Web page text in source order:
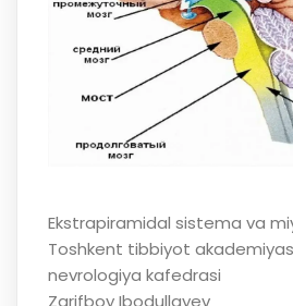
Ekstrapiramidal sistema va
Toshkent tibbiyot
nevrologiya kafedrasi
Zarifboy Ibodullayev